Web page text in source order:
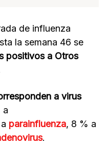
de influenza
la semana 46 se
positivos a Otros
a virus
a
parainfluenza, 8 % a
.